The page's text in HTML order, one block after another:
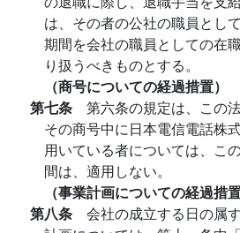
は、その者の公社の職員とし
期間を会社の職員としての在
り扱うべきものとする。
（商号についての経過措置）
第七条 第六条の規定は、この
その商号中に日本電信電話株
用いている者については、こ
間は、適用しない。
（事業計画についての経過措置
第八条 会社の成立する日の属